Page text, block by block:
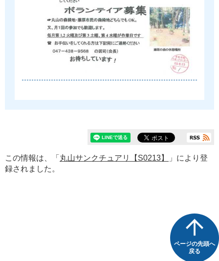
この情報は、「 丸山サンクチュアリ【S0213】
」により登
録されました。
ページの先頭へ
戻る